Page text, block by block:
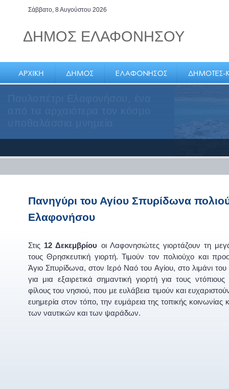
Σάββατο, 8 Αυγούστου 2026
ΔΗΜΟΣ ΕΛΑΦΟΝΗΣΟΥ
Πανηγύρι του Αγίου Σπυρίδωνα
Ελαφονήσου
Στις 12 Δεκεμβρίου οι Λαφονησιώτες γιορτάζουν τη
τους Θρησκευτική γιορτή. Τιμούν τον πολιούχο και
Άγιο Σπυρίδωνα, στoν Ιερό Ναό του Αγίου, στο λιμάνι του
για μια εξαιρετικά σημαντική γιορτή για τους
φίλους του νησιού, που με ευλάβεια τιμούν και
ευημερία στον τόπο, την ευμάρεια της τοπικής κοινωνίας
των ναυτικών και των ψαράδων.